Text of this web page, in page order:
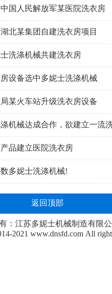
国人民解放军某医院洗衣房
北某集团自建洗衣房项目
洗涤机械共建洗衣房
设备选中多妮士洗涤机械
某火车站升级洗衣房设备
机械达成合作，欲建立一流
品建立医院洗衣房
多妮士洗涤机械!
返回顶部
：江苏多妮士机械制造有限
2021 www.dnsfd.com All